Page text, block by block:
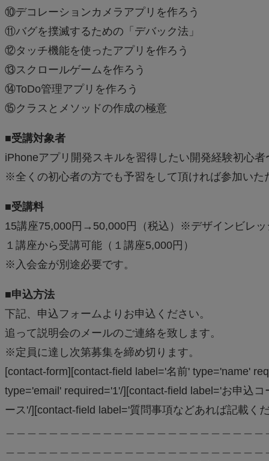
⑩デコレーションカメラアプリを作ろう
⑪バグを撲滅するための「デバック法」
⑫タッチ機能を使ったアプリを作ろう
⑬スクロールゲームを作ろう
⑭ToDo管理アプリを作ろう
⑮クラスとメソッドの作成の極意
■受講対象者
iPhoneアプリ開発スキルを習得したい開発経験初心者
※全くの初心者の方でも予習をして頂ければ参加いた
■受講料
15講座75,000円→50,000円（税込）※デザインビレッ
１講座から受講可能（１講座5,000円）
※入会金が別途必要です。
■申込方法
下記、申込フォームよりお申込ください。
追って説明会のメールのご連絡を致します。
※定員に達し次第募集を締め切ります。
[contact-form][contact-field label='名前' type='name'
type='email' required='1'/][contact-field label='お申込
ース'/][contact-field label='質問事項などあれば記載く